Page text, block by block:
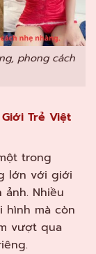
phong cách
Trẻ Việt
trong
lớn với giới
Nhiều
mà còn
vượt qua